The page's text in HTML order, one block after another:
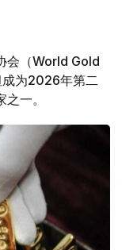
会（World Gold
为2026年第二
一。